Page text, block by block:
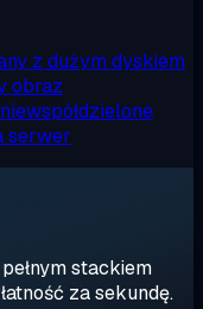
z dużym dyskiem
obraz
serwer
stackiem
za sekundę.